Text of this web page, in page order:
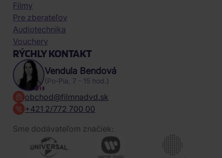
Filmy
Pre zberateľov
Audiotechnika
Vouchery
RÝCHLY KONTAKT
Vendula Bendová
(Po-Pia, 7 - 15 hod.)
obchod@filmnadvd.sk
+421 2/772 700 00
Sme dodávateľom značiek: